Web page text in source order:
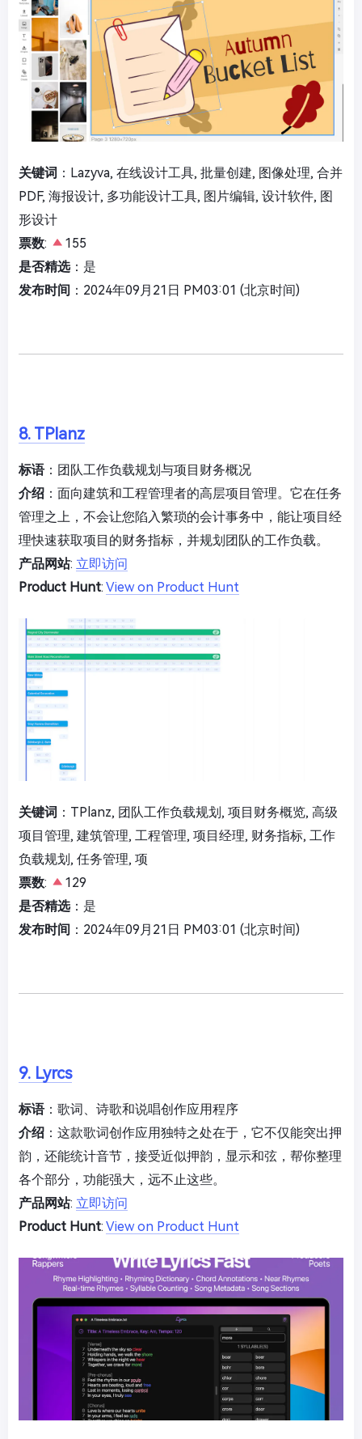
关键词 ：Lazyva, 在线设计工具, 批量创建, 图像处理, 合并
PDF, 海报设计, 多功能设计工具, 图片编辑, 设计软件, 图
形设计
票数:
155
是否精选：是
发布时间 ：2024年09月21日 PM03:01 (北京时间)
8. TPlanz
标语：团队工作负载规划与项目财务概况
介绍 ：面向建筑和工程管理者的高层项目管理。它在任务
管理之上，不会让您陷入繁琐的会计事务中，能让项目经
理快速获取项目的财务指标，并规划团队的工作负载。
产品网站: 立即访问
Product Hunt: View on Product Hunt
关键词 ：TPlanz, 团队工作负载规划, 项目财务概览, 高级
项目管理, 建筑管理, 工程管理, 项目经理, 财务指标, 工作
负载规划, 任务管理, 项
票数:
129
是否精选：是
发布时间 ：2024年09月21日 PM03:01 (北京时间)
9. Lyrcs
标语：歌词、诗歌和说唱创作应用程序
介绍 ：这款歌词创作应用独特之处在于，它不仅能突出押
韵，还能统计音节，接受近似押韵，显示和弦，帮你整理
各个部分，功能强大，远不止这些。
产品网站: 立即访问
Product Hunt: View on Product Hunt